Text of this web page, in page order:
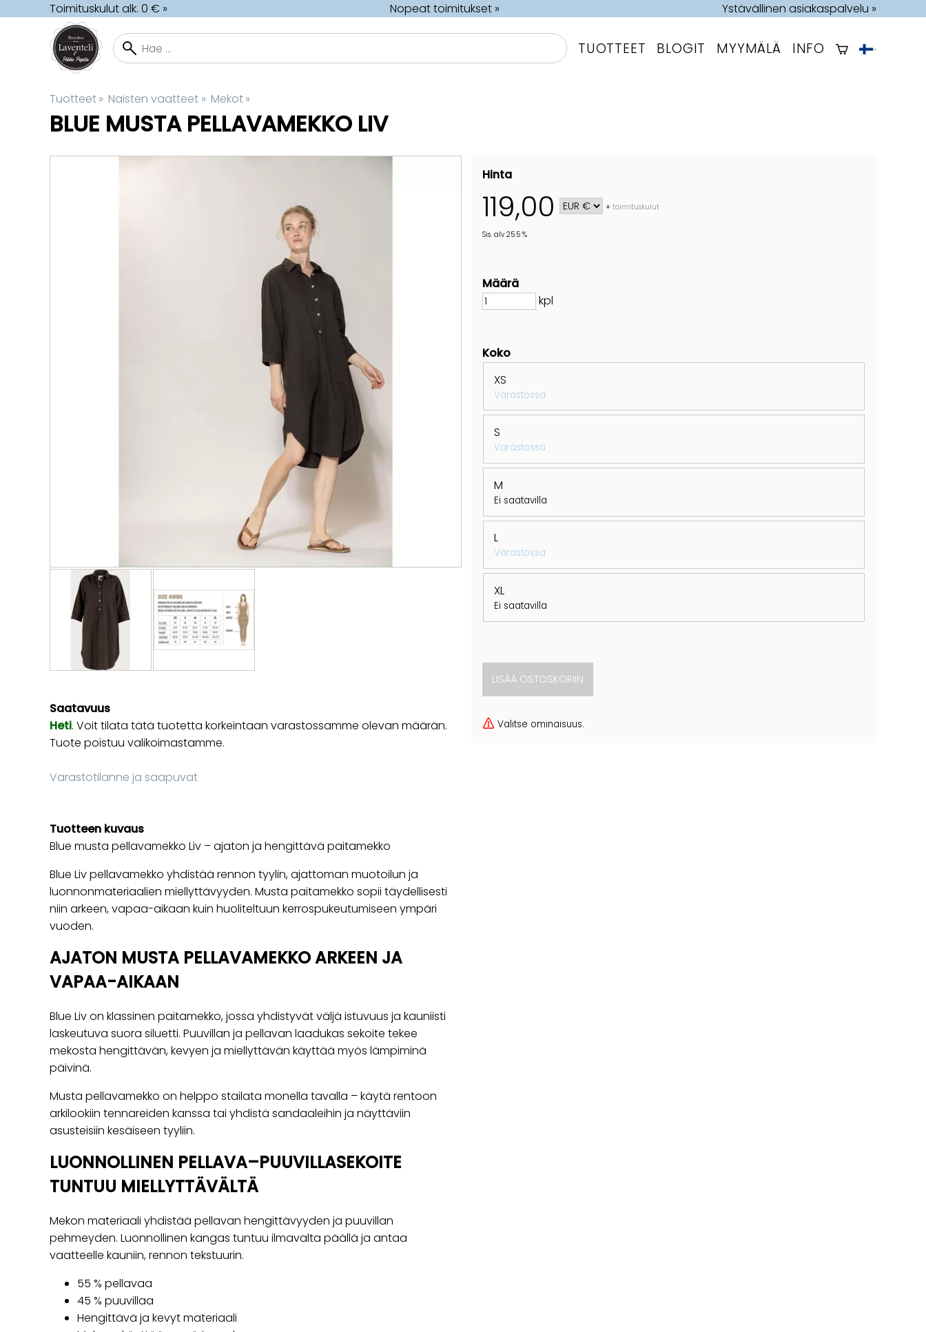
Toimituskulut alk. 0 € » Nopeat toimitukset » Ystävällinen asiakaspalvelu »
TUOTTEET BLOGIT MYYMÄLÄ INFO
Tuotteet‪» Naisten vaatteet ‪» Mekot‪»
BLUE MUSTA PELLAVAMEKKO LIV
Hinta
119,00 +toimituskulut
Sis. alv 25.5 %
Määrä
kpl
Koko
XS
Varastossa
S
Varastossa
M
Ei saatavilla
L
Varastossa
XL
Ei saatavilla
Valitse ominaisuus.
Saatavuus
Heti. Voit tilata tätä tuotetta korkeintaan varastossamme olevan määrän.
Tuote poistuu valikoimastamme.
Varastotilanne ja saapuvat
Tuotteen kuvaus
Blue musta pellavamekko Liv – ajaton ja hengittävä paitamekko
Blue Liv pellavamekko yhdistää rennon tyylin, ajattoman muotoilun ja
luonnonmateriaalien miellyttävyyden. Musta paitamekko sopii täydellisesti
niin arkeen, vapaa-aikaan kuin huoliteltuun kerrospukeutumiseen ympäri
vuoden.
AJATON MUSTA PELLAVAMEKKO ARKEEN JA
VAPAA-AIKAAN
Blue Liv on klassinen paitamekko, jossa yhdistyvät väljä istuvuus ja kauniisti
laskeutuva suora siluetti. Puuvillan ja pellavan laadukas sekoite tekee
mekosta hengittävän, kevyen ja miellyttävän käyttää myös lämpiminä
päivinä.
Musta pellavamekko on helppo stailata monella tavalla – käytä rentoon
arkilookiin tennareiden kanssa tai yhdistä sandaaleihin ja näyttäviin
asusteisiin kesäiseen tyyliin.
LUONNOLLINEN PELLAVA–PUUVILLASEKOITE
TUNTUU MIELLYTTÄVÄLTÄ
Mekon materiaali yhdistää pellavan hengittävyyden ja puuvillan
pehmeyden. Luonnollinen kangas tuntuu ilmavalta päällä ja antaa
vaatteelle kauniin, rennon tekstuurin.
55 % pellavaa
45 % puuvillaa
Hengittävä ja kevyt materiaali